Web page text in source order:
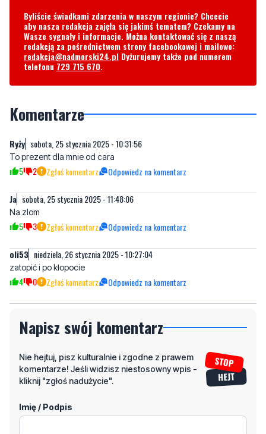
redakcja@nadmorski24.plDyżurujemy także pod numerem
telefonu729 715 670.
Komentarze
To prezent dla mnie od cara
Ja sobota, 25 stycznia 2025 - 11:48:06
Na zlom
oli53 niedziela, 26 stycznia 2025 - 10:27:04
zatopić i po kłopocie
Napisz swój komentarz
komentarze! Jeśli widzisz niestosowny wpis -
kliknij "zgłoś nadużycie".
Imię / Podpis
Odpowiedz